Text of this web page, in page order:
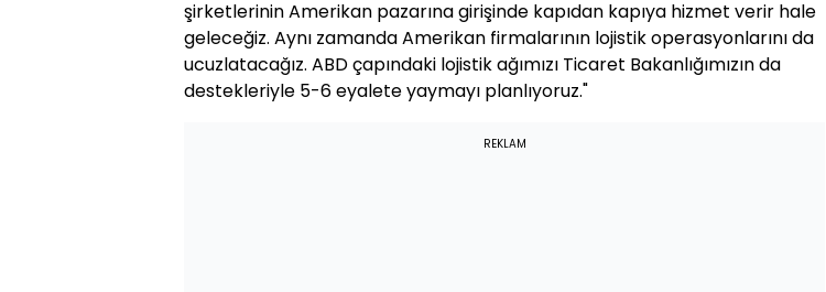
şirketlerinin Amerikan pazarına girişinde kapıdan kapıya hizmet verir hale
geleceğiz. Aynı zamanda Amerikan firmalarının lojistik operasyonlarını da
ucuzlatacağız. ABD çapındaki lojistik ağımızı Ticaret Bakanlığımızın da
destekleriyle 5-6 eyalete yaymayı planlıyoruz."
REKLAM